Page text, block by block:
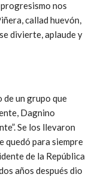
nos
callad huevón,
divierte, aplaude y
un grupo que
Dagnino
Se los llevaron
quedó para siempre
de la República
años después dio